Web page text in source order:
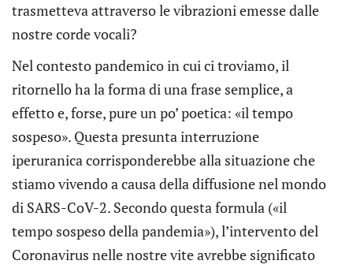
trasmetteva attraverso le vibrazioni emesse dalle
nostre corde vocali?
Nel contesto pandemico in cui ci troviamo, il
ritornello ha la forma di una frase semplice, a
effetto e, forse, pure un po’ poetica: «il tempo
sospeso». Questa presunta interruzione
iperuranica corrisponderebbe alla situazione che
stiamo vivendo a causa della diffusione nel mondo
di SARS-CoV-2. Secondo questa formula («il
tempo sospeso della pandemia»), l’intervento del
Coronavirus nelle nostre vite avrebbe significato